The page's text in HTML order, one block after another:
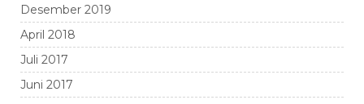
Desember 2019
April 2018
Juli 2017
Juni 2017